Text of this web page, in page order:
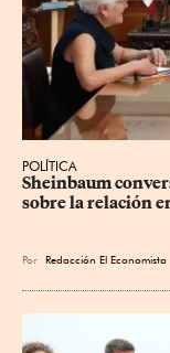
POLÍTICA
Sheinbaum
sobre la relación
Por Redacción El Economista